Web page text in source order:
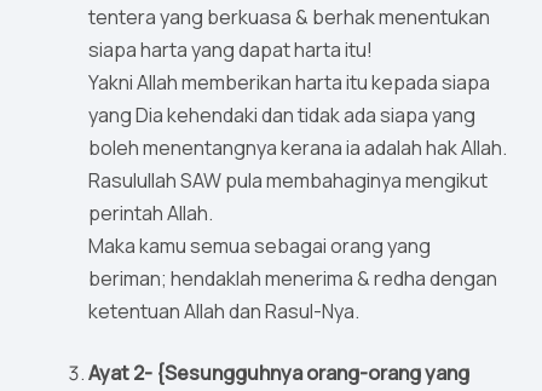
tentera yang berkuasa & berhak menentukan
siapa harta yang dapat harta itu!
Yakni Allah memberikan harta itu kepada siapa
yang Dia kehendaki dan tidak ada siapa yang
boleh menentangnya kerana ia adalah hak Allah.
Rasulullah SAW pula membahaginya mengikut
perintah Allah.
Maka kamu semua sebagai orang yang
beriman; hendaklah menerima & redha dengan
ketentuan Allah dan Rasul-Nya.
Ayat 2- {Sesungguhnya orang-orang yang